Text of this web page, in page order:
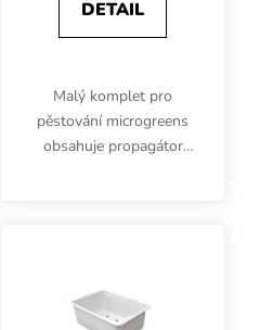
DETAIL
Malý komplet pro
pěstování microgreens
obsahuje propagátor
Microgreens Tray bez...